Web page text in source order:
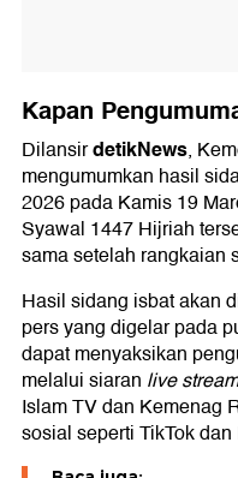
Kapan
DilansirdetikNews,
mengumumkan hasil
2026 pada Kamis 19
Syawal 1447 Hijriah
sama setelah rangkaian
Hasil sidang isbat akan
pers yang digelar pada
dapat menyaksikan
melalui siaran live
Islam TV dan Kemenag
sosial seperti TikTok